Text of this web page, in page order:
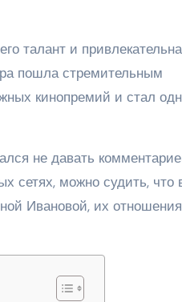
талант и
пошла стремительным
кинопремий и стал
не давать
сетях, можно судить, что
Ивановой, их отношения